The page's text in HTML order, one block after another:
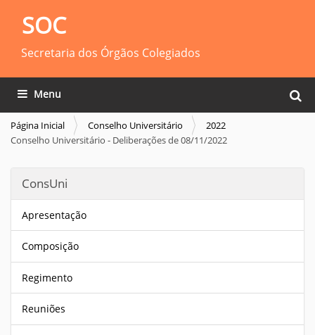
SOC
Secretaria dos Órgãos Colegiados
Busca
Toggle navigation
Página Inicial Conselho Universitário
2022
Conselho Universitário - Deliberações de 08/11/2022
ConsUni
Apresentação
Composição
Regimento
Reuniões